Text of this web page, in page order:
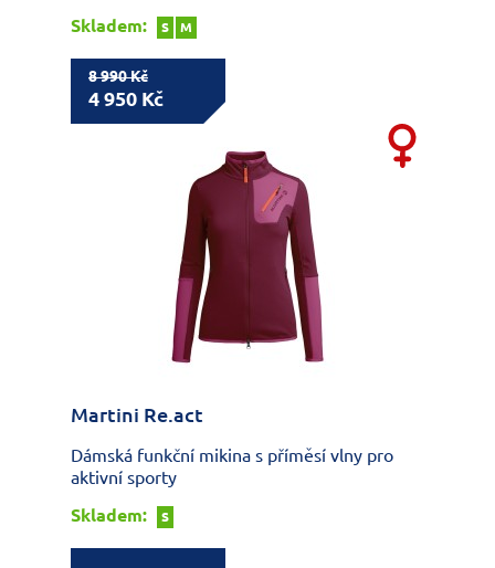
Skladem:
S M
8 990 Kč
4 950 Kč
Martini Re.act
Dámská funkční mikina s příměsí vlny pro
aktivní sporty
Skladem:
S